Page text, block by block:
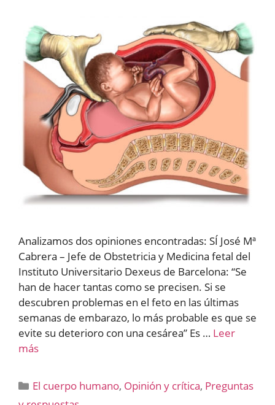
Analizamos dos opiniones encontradas: SÍ José Mª
Cabrera – Jefe de Obstetricia y Medicina fetal del
Instituto Universitario Dexeus de Barcelona: “Se
han de hacer tantas como se precisen. Si se
descubren problemas en el feto en las últimas
semanas de embarazo, lo más probable es que se
evite su deterioro con una cesárea” Es … Leer
más
Categorías
El cuerpo humano, Opinión y crítica, Preguntas